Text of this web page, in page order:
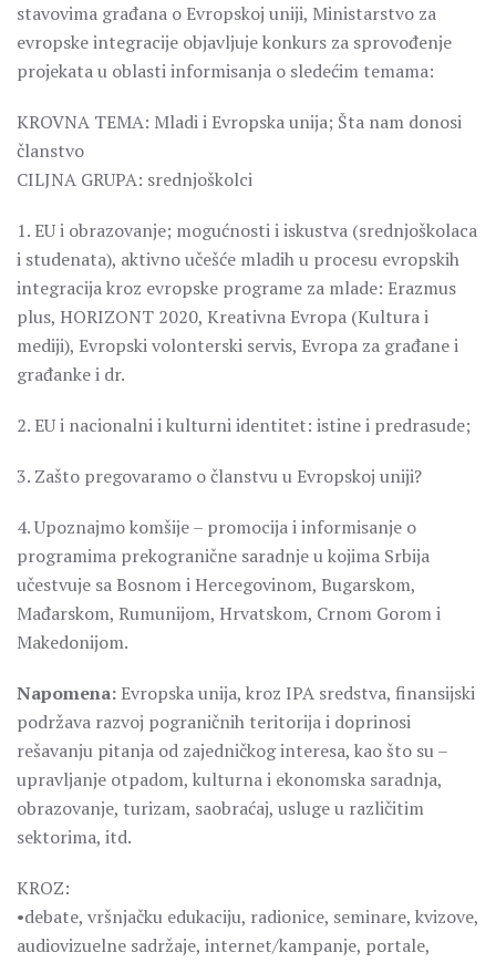
stavovima građana o Evropskoj uniji, Ministarstvo za
evropske integracije objavljuje konkurs za sprovođenje
projekata u oblasti informisanja o sledećim temama:
KROVNA TEMA: Mladi i Evropska unija; Šta nam donosi
članstvo
CILJNA GRUPA: srednjoškolci
1. EU i obrazovanje; mogućnosti i iskustva (srednjoškolaca
i studenata), aktivno učešće mladih u procesu evropskih
integracija kroz evropske programe za mlade: Erazmus
plus, HORIZONT 2020, Kreativna Evropa (Kultura i
mediji), Evropski volonterski servis, Evropa za građane i
građanke i dr.
2. EU i nacionalni i kulturni identitet: istine i predrasude;
3. Zašto pregovaramo o članstvu u Evropskoj uniji?
4. Upoznajmo komšije – promocija i informisanje o
programima prekogranične saradnje u kojima Srbija
učestvuje sa Bosnom i Hercegovinom, Bugarskom,
Mađarskom, Rumunijom, Hrvatskom, Crnom Gorom i
Makedonijom.
Napomena: Evropska unija, kroz IPA sredstva, finansijski
podržava razvoj pograničnih teritorija i doprinosi
rešavanju pitanja od zajedničkog interesa, kao što su –
upravljanje otpadom, kulturna i ekonomska saradnja,
obrazovanje, turizam, saobraćaj, usluge u različitim
sektorima, itd.
KROZ:
•debate, vršnjačku edukaciju, radionice, seminare, kvizove,
audiovizuelne sadržaje, internet/kampanje, portale,